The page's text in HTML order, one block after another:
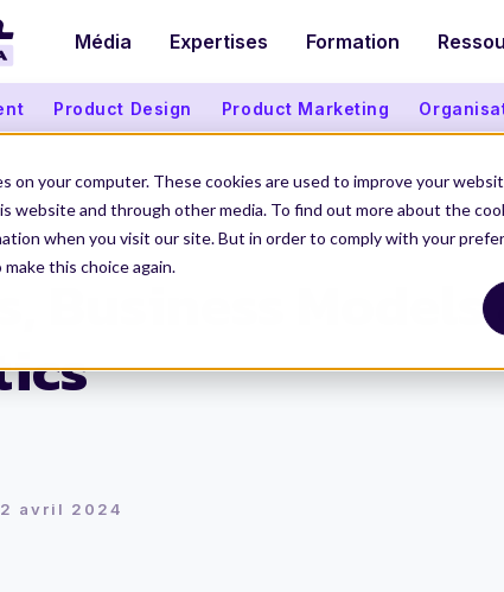
on your computer. These cookies are used to improve your
website and through other media. To find out more about the
when you visit our site. But in order to comply with your
this choice again.
Média Expertises Formation
Product Design Product Marketing
Management Cercles, Business Models & Analytics
Business Models
avril 2024